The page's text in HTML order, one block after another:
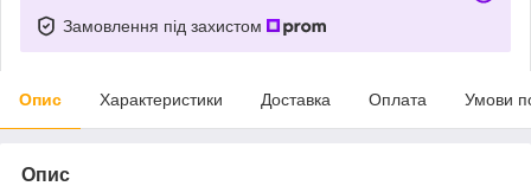
Замовлення під захистом
Опис Характеристики Доставка Оплата Умови
Опис